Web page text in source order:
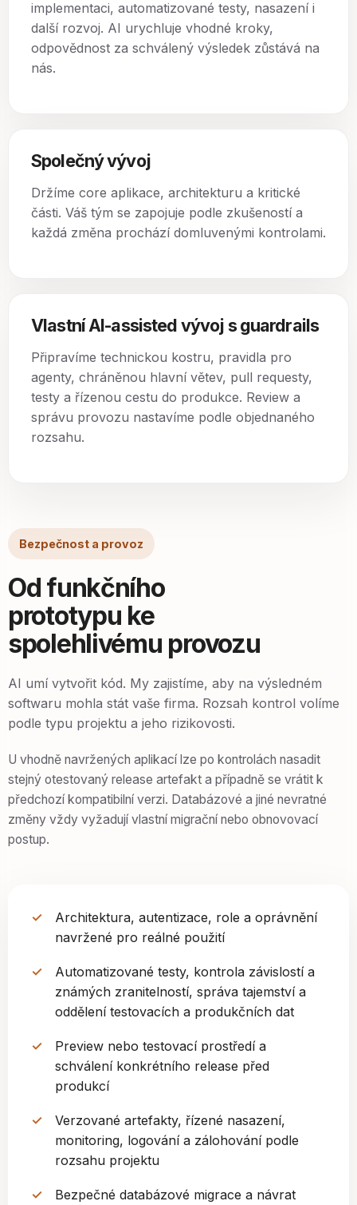
implementaci, automatizované testy, nasazení i
další rozvoj. AI urychluje vhodné kroky,
odpovědnost za schválený výsledek zůstává na
nás.
Společný vývoj
Držíme core aplikace, architekturu a kritické
části. Váš tým se zapojuje podle zkušeností a
každá změna prochází domluvenými kontrolami.
Vlastní AI-assisted vývoj s guardrails
Připravíme technickou kostru, pravidla pro
agenty, chráněnou hlavní větev, pull requesty,
testy a řízenou cestu do produkce. Review a
správu provozu nastavíme podle objednaného
rozsahu.
Bezpečnost a provoz
Od funkčního
prototypu ke
spolehlivému provozu
AI umí vytvořit kód. My zajistíme, aby na výsledném
softwaru mohla stát vaše firma. Rozsah kontrol volíme
podle typu projektu a jeho rizikovosti.
U vhodně navržených aplikací lze po kontrolách nasadit
stejný otestovaný release artefakt a případně se vrátit k
předchozí kompatibilní verzi. Databázové a jiné nevratné
změny vždy vyžadují vlastní migrační nebo obnovovací
postup.
Architektura, autentizace, role a oprávnění
navržené pro reálné použití
Automatizované testy, kontrola závislostí a
známých zranitelností, správa tajemství a
oddělení testovacích a produkčních dat
Preview nebo testovací prostředí a
schválení konkrétního release před
produkcí
Verzované artefakty, řízené nasazení,
monitoring, logování a zálohování podle
rozsahu projektu
Bezpečné databázové migrace a návrat